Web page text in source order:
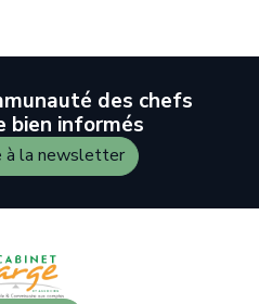
des chefs
bien informés
à la newsletter